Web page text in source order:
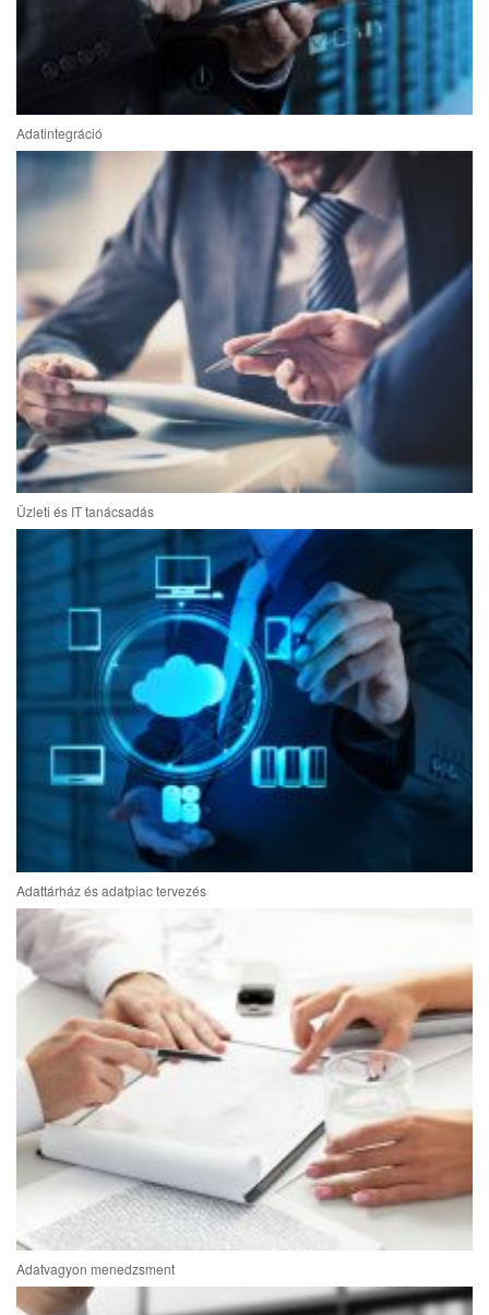
Adatintegráció
Üzleti és IT tanácsadás
Adattárház és adatpiac tervezés
Adatvagyon menedzsment